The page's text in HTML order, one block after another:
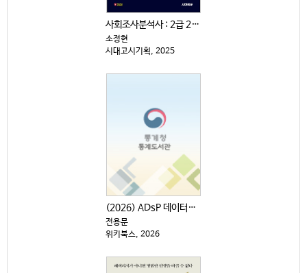
사회조사분석사 : 2급 2차|실기 : 한권으로 끝내기
소정현
시대고시기획, 2025
(2026) ADsP 데이터분석 준전문가 : 최신 기출...
전용문
위키북스, 2026